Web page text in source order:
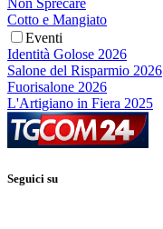
Non Sprecare
Cotto e Mangiato
Eventi
Identità Golose 2026
Salone del Risparmio 2026
Fuorisalone 2026
L'Artigiano in Fiera 2025
Seguici su